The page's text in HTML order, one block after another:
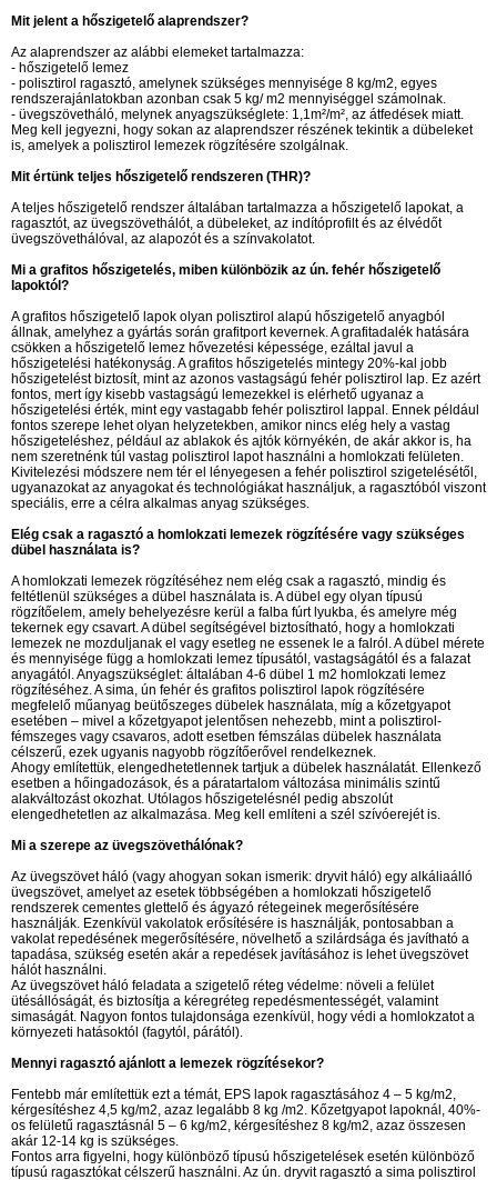
Mit jelent a hőszigetelő alaprendszer?
Az alaprendszer az alábbi elemeket tartalmazza:
- hőszigetelő lemez
- polisztirol ragasztó, amelynek szükséges mennyisége 8 kg/m2, egyes
rendszerajánlatokban azonban csak 5 kg/ m2 mennyiséggel számolnak.
- üvegszövetháló, melynek anyagszükséglete: 1,1m²/m², az átfedések miatt.
Meg kell jegyezni, hogy sokan az alaprendszer részének tekintik a dübeleket
is, amelyek a polisztirol lemezek rögzítésére szolgálnak.
Mit értünk teljes hőszigetelő rendszeren (THR)?
A teljes hőszigetelő rendszer általában tartalmazza a hőszigetelő lapokat, a
ragasztót, az üvegszövethálót, a dübeleket, az indítóprofilt és az élvédőt
üvegszövethálóval, az alapozót és a színvakolatot.
Mi a grafitos hőszigetelés, miben különbözik az ún. fehér hőszigetelő
lapoktól?
A grafitos hőszigetelő lapok olyan polisztirol alapú hőszigetelő anyagból
állnak, amelyhez a gyártás során grafitport kevernek. A grafitadalék hatására
csökken a hőszigetelő lemez hővezetési képessége, ezáltal javul a
hőszigetelési hatékonyság. A grafitos hőszigetelés mintegy 20%-kal jobb
hőszigetelést biztosít, mint az azonos vastagságú fehér polisztirol lap. Ez azért
fontos, mert így kisebb vastagságú lemezekkel is elérhető ugyanaz a
hőszigetelési érték, mint egy vastagabb fehér polisztirol lappal. Ennek például
fontos szerepe lehet olyan helyzetekben, amikor nincs elég hely a vastag
hőszigeteléshez, például az ablakok és ajtók környékén, de akár akkor is, ha
nem szeretnénk túl vastag polisztirol lapot használni a homlokzati felületen.
Kivitelezési módszere nem tér el lényegesen a fehér polisztirol szigetelésétől,
ugyanazokat az anyagokat és technológiákat használjuk, a ragasztóból viszont
speciális, erre a célra alkalmas anyag szükséges.
Elég csak a ragasztó a homlokzati lemezek rögzítésére vagy szükséges
dübel használata is?
A homlokzati lemezek rögzítéséhez nem elég csak a ragasztó, mindig és
feltétlenül szükséges a dübel használata is. A dübel egy olyan típusú
rögzítőelem, amely behelyezésre kerül a falba fúrt lyukba, és amelyre még
tekernek egy csavart. A dübel segítségével biztosítható, hogy a homlokzati
lemezek ne mozduljanak el vagy esetleg ne essenek le a falról. A dübel mérete
és mennyisége függ a homlokzati lemez típusától, vastagságától és a falazat
anyagától. Anyagszükséglet: általában 4-6 dübel 1 m2 homlokzati lemez
rögzítéséhez. A sima, ún fehér és grafitos polisztirol lapok rögzítésére
megfelelő műanyag beütőszeges dübelek használata, míg a kőzetgyapot
esetében – mivel a kőzetgyapot jelentősen nehezebb, mint a polisztirol-
fémszeges vagy csavaros, adott esetben fémszálas dübelek használata
célszerű, ezek ugyanis nagyobb rögzítőerővel rendelkeznek.
Ahogy említettük, elengedhetetlennek tartjuk a dübelek használatát. Ellenkező
esetben a hőingadozások, és a páratartalom változása minimális szintű
alakváltozást okozhat. Utólagos hőszigetelésnél pedig abszolút
elengedhetetlen az alkalmazása. Meg kell említeni a szél szívóerejét is.
Mi a szerepe az üvegszövethálónak?
Az üvegszövet háló (vagy ahogyan sokan ismerik: dryvit háló) egy alkáliaálló
üvegszövet, amelyet az esetek többségében a homlokzati hőszigetelő
rendszerek cementes glettelő és ágyazó rétegeinek megerősítésére
használják. Ezenkívül vakolatok erősítésére is használják, pontosabban a
vakolat repedésének megerősítésére, növelhető a szilárdsága és javítható a
tapadása, szükség esetén akár a repedések javításához is lehet üvegszövet
hálót használni.
Az üvegszövet háló feladata a szigetelő réteg védelme: növeli a felület
ütésállóságát, és biztosítja a kéregréteg repedésmentességét, valamint
simaságát. Nagyon fontos tulajdonsága ezenkívül, hogy védi a homlokzatot a
környezeti hatásoktól (fagytól, párától).
Mennyi ragasztó ajánlott a lemezek rögzítésekor?
Fentebb már említettük ezt a témát, EPS lapok ragasztásához 4 – 5 kg/m2,
kérgesítéshez 4,5 kg/m2, azaz legalább 8 kg /m2. Kőzetgyapot lapoknál, 40%-
os felületű ragasztásnál 5 – 6 kg/m2, kérgesítéshez 8 kg/m2, azaz összesen
akár 12-14 kg is szükséges.
Fontos arra figyelni, hogy különböző típusú hőszigetelések esetén különböző
típusú ragasztókat célszerű használni. Az ún. dryvit ragasztó a sima polisztirol